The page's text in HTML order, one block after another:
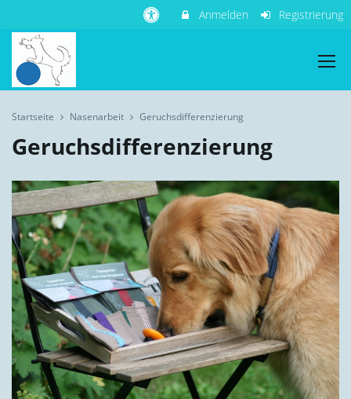
Anmelden Registrierung
Startseite Nasenarbeit Geruchsdifferenzierung
Geruchsdifferenzierung